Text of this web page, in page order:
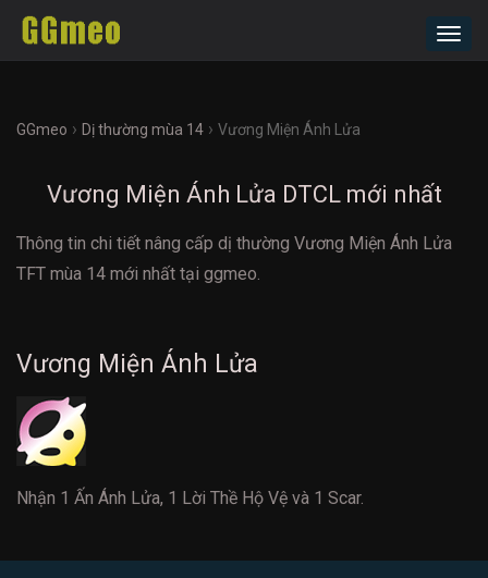
GGmeo › Dị thường mùa 14 › Vương Miện Ánh Lửa
Vương Miện Ánh Lửa DTCL mới nhất
Thông tin chi tiết nâng cấp dị thường Vương Miện Ánh Lửa
TFT mùa 14 mới nhất tại ggmeo.
Vương Miện Ánh Lửa
Nhận 1 Ấn Ánh Lửa, 1 Lời Thề Hộ Vệ và 1 Scar.